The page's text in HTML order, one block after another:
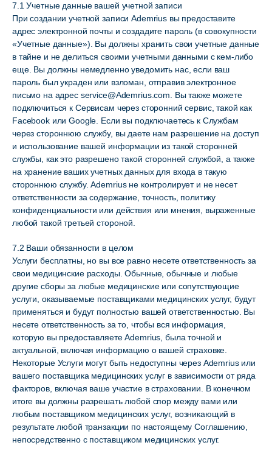
7.1 Учетные данные вашей учетной записи
При создании учетной записи Ademrius вы предоставите
адрес электронной почты и создадите пароль (в совокупности
«Учетные данные»). Вы должны хранить свои учетные данные
в тайне и не делиться своими учетными данными с кем-либо
еще. Вы должны немедленно уведомить нас, если ваш
пароль был украден или взломан, отправив электронное
письмо на адрес service@Ademrius.com. Вы также можете
подключиться к Сервисам через сторонний сервис, такой как
Facebook или Google. Если вы подключаетесь к Службам
через стороннюю службу, вы даете нам разрешение на доступ
и использование вашей информации из такой сторонней
службы, как это разрешено такой сторонней службой, а также
на хранение ваших учетных данных для входа в такую ​​
стороннюю службу. Ademrius не контролирует и не несет
ответственности за содержание, точность, политику
конфиденциальности или действия или мнения, выраженные
любой такой третьей стороной.
7.2 Ваши обязанности в целом
Услуги бесплатны, но вы все равно несете ответственность за
свои медицинские расходы. Обычные, обычные и любые
другие сборы за любые медицинские или сопутствующие
услуги, оказываемые поставщиками медицинских услуг, будут
применяться и будут полностью вашей ответственностью. Вы
несете ответственность за то, чтобы вся информация,
которую вы предоставляете Ademrius, была точной и
актуальной, включая информацию о вашей страховке.
Некоторые Услуги могут быть недоступны через Ademrius или
вашего поставщика медицинских услуг в зависимости от ряда
факторов, включая ваше участие в страховании. В конечном
итоге вы должны разрешать любой спор между вами или
любым поставщиком медицинских услуг, возникающий в
результате любой транзакции по настоящему Соглашению,
непосредственно с поставщиком медицинских услуг.